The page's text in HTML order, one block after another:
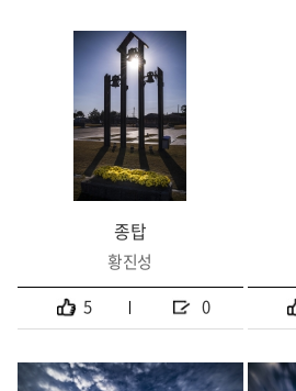
종탑
황진성
5
0